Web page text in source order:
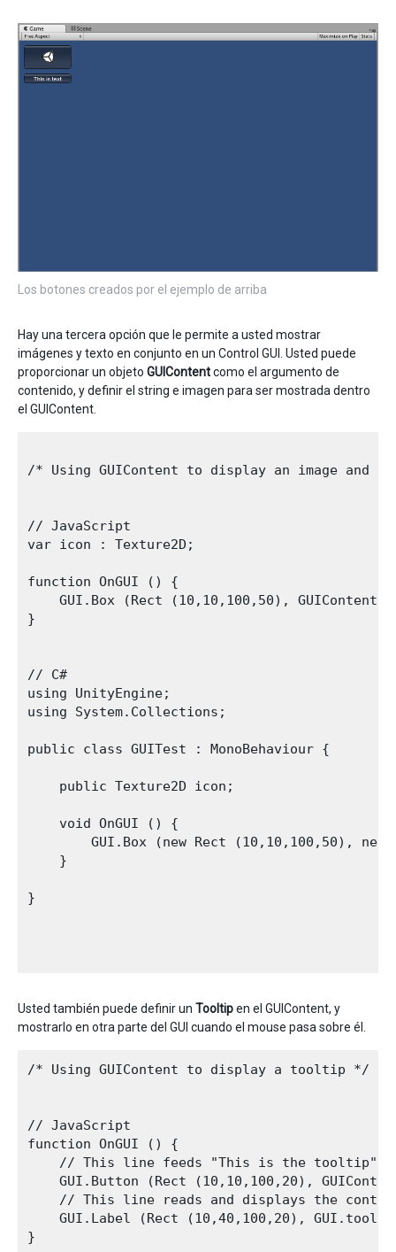
Los botones creados por el ejemplo de arriba
Hay una tercera opción que le permite a usted mostrar
imágenes y texto en conjunto en un Control GUI. Usted puede
proporcionar un objeto GUIContentcomo el argumento de
contenido, y definir el string e imagen para ser mostrada dentro
el GUIContent.
/* Using GUIContent to display an image and
// JavaScript
var icon : Texture2D;
function OnGUI () {
GUI.Box (Rect (10,10,100,50),
}
// C#
using UnityEngine;
using System.Collections;
public class GUITest : MonoBehaviour {
    public Texture2D icon;
    void OnGUI () {
GUI.Box (new Rect (10,10,100,50), new
    }
}
Usted también puede definir un Tooltipen el GUIContent, y
mostrarlo en otra parte del GUI cuando el mouse pasa sobre él.
/* Using GUIContent to display a tooltip */
// JavaScript
function OnGUI () {
// This line feeds "This is the tooltip"
GUI.Button (Rect (10,10,100,20),
// This line reads and displays the
GUI.Label (Rect (10,40,100,20),
}